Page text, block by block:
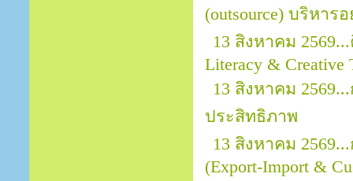
(outsource) บริหาร
13 สิงหาคม
Literacy & Creative
13 สิงหาคม
ประสิทธิภาพ
13 สิงหาคม
(Export-Import &